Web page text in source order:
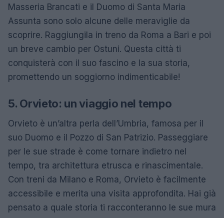
Masseria Brancati e il Duomo di Santa Maria
Assunta sono solo alcune delle meraviglie da
scoprire. Raggiungila in treno da Roma a Bari e poi
un breve cambio per Ostuni. Questa città ti
conquisterà con il suo fascino e la sua storia,
promettendo un soggiorno indimenticabile!
5. Orvieto: un viaggio nel tempo
Orvieto è un’altra perla dell’Umbria, famosa per il
suo Duomo e il Pozzo di San Patrizio. Passeggiare
per le sue strade è come tornare indietro nel
tempo, tra architettura etrusca e rinascimentale.
Con treni da Milano e Roma, Orvieto è facilmente
accessibile e merita una visita approfondita. Hai già
pensato a quale storia ti racconteranno le sue mura